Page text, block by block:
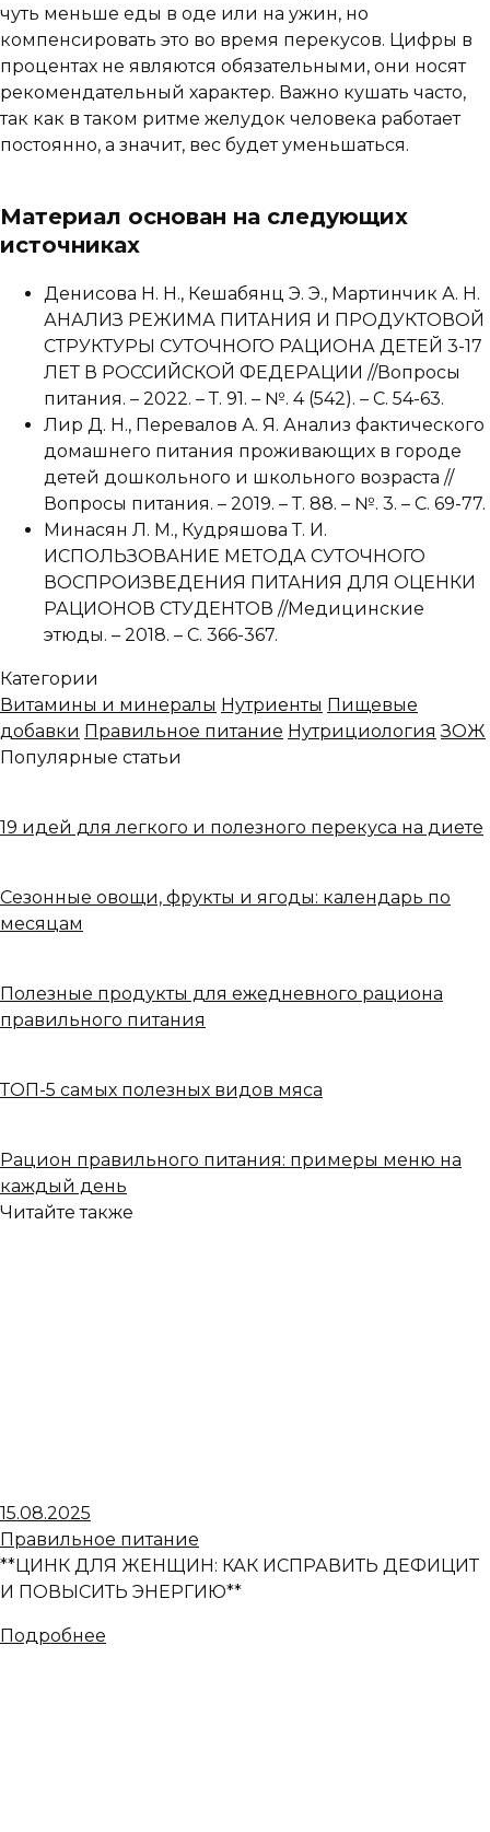
чуть меньше еды в оде или на ужин, но
компенсировать это во время перекусов. Цифры в
процентах не являются обязательными, они носят
рекомендательный характер. Важно кушать часто,
так как в таком ритме желудок человека работает
постоянно, а значит, вес будет уменьшаться.
Материал основан на следующих
источниках
Денисова Н. Н., Кешабянц Э. Э., Мартинчик А. Н.
АНАЛИЗ РЕЖИМА ПИТАНИЯ И ПРОДУКТОВОЙ
СТРУКТУРЫ СУТОЧНОГО РАЦИОНА ДЕТЕЙ 3-17
ЛЕТ В РОССИЙСКОЙ ФЕДЕРАЦИИ //Вопросы
питания. – 2022. – Т. 91. – №. 4 (542). – С. 54-63.
Лир Д. Н., Перевалов А. Я. Анализ фактического
домашнего питания проживающих в городе
детей дошкольного и школьного возраста //
Вопросы питания. – 2019. – Т. 88. – №. 3. – С. 69-77.
Минасян Л. М., Кудряшова Т. И.
ИСПОЛЬЗОВАНИЕ МЕТОДА СУТОЧНОГО
ВОСПРОИЗВЕДЕНИЯ ПИТАНИЯ ДЛЯ ОЦЕНКИ
РАЦИОНОВ СТУДЕНТОВ //Медицинские
этюды. – 2018. – С. 366-367.
Категории
Витамины и минералы Нутриенты Пищевые
добавки Правильное питание Нутрициология ЗОЖ
Популярные статьи
19 идей для легкого и полезного перекуса на диете
Сезонные овощи, фрукты и ягоды: календарь по
месяцам
Полезные продукты для ежедневного рациона
правильного питания
ТОП-5 самых полезных видов мяса
Рацион правильного питания: примеры меню на
каждый день
Читайте также
15.08.2025
Правильное питание
**ЦИНК ДЛЯ ЖЕНЩИН: КАК ИСПРАВИТЬ ДЕФИЦИТ
И ПОВЫСИТЬ ЭНЕРГИЮ**
Подробнее